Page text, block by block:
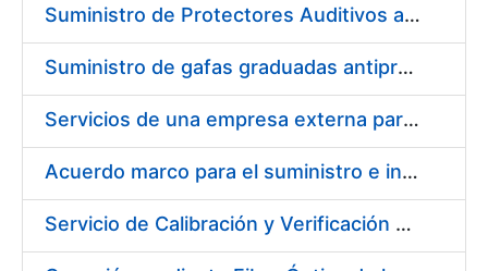
Suministro de Protectores Auditivos a medida para las personas trabajadoras de los Centros de Trabajo de Madrid y Burgos
Suministro de gafas graduadas antiproyecciones para los trabajadores de la FNMT-RCM en los centros de trabajo de Madrid y Burgos
Servicios de una empresa externa para el asesoramiento y resolución de los recursos de alzada que se presentan relacionados con procesos de selección para la FNMT-RCM
Acuerdo marco para el suministro e instalación de persianas, estores y otros complementos
Servicio de Calibración y Verificación Externa de los Equipos de Medición del Servicio de Prevención de la FNMT-RCM